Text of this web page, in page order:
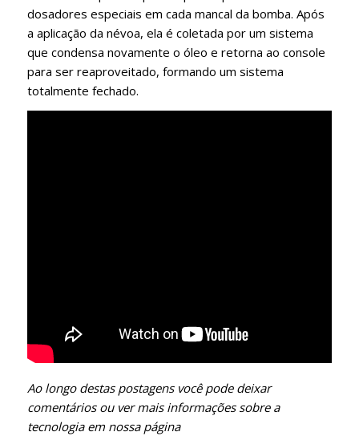
dosadores especiais em cada mancal da bomba. Após
a aplicação da névoa, ela é coletada por um sistema
que condensa novamente o óleo e retorna ao console
para ser reaproveitado, formando um sistema
totalmente fechado.
Ao longo destas postagens você pode deixar
comentários ou ver mais informações sobre a
tecnologia em nossa página